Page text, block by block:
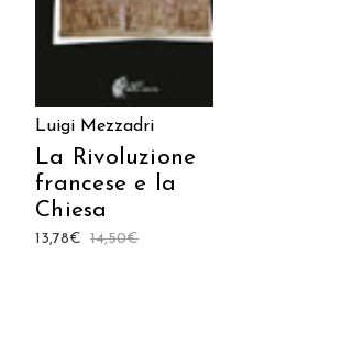
Luigi Mezzadri
La Rivoluzione
francese e la
Chiesa
14,50€
13,78€